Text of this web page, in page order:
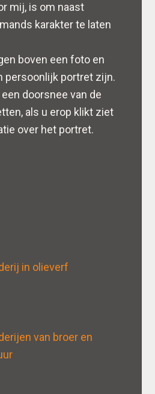
mij, is om naast
karakter te laten
boven een foto en
persoonlijk portret zijn.
doorsnee van de
als u erop klikt ziet
over het portret.